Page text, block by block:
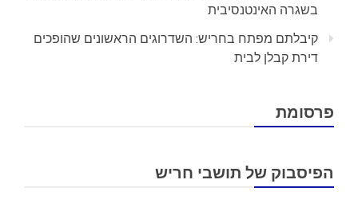
בשגרה האינטנסיבית
קיבלתם מפתח בחריש: השדרוגים הראשונים שהופכים
דירת קבלן לבית
פרסומת
הפיסבוק של תושבי חריש